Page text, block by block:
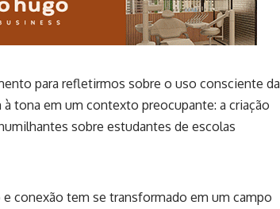
para refletirmos sobre o uso consciente da
tona em um contexto preocupante: a criação
sobre estudantes de escolas
conexão tem se transformado em um campo